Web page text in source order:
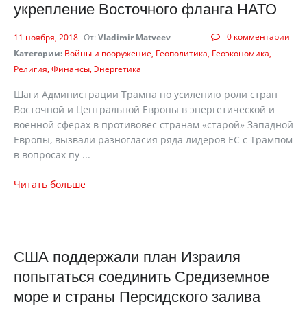
укрепление Восточного фланга НАТО
0 комментарии
11 ноября, 2018 От: Vladimir Matveev
Категории: Войны и вооружение Геополитика Геоэкономика
Религия Финансы Энергетика
Шаги Администрации Трампа по усилению роли стран
Восточной и Центральной Европы в энергетической и
военной сферах в противовес странам «старой» Западной
Европы, вызвали разногласия ряда лидеров ЕС с Трампом
в вопросах пу ...
Читать больше
США поддержали план Израиля
попытаться соединить Средиземное
море и страны Персидского залива